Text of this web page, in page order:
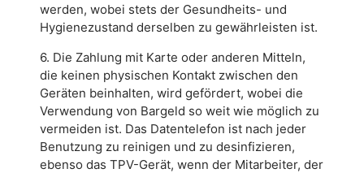
werden, wobei stets der Gesundheits- und
Hygienezustand derselben zu gewährleisten ist.
6. Die Zahlung mit Karte oder anderen Mitteln,
die keinen physischen Kontakt zwischen den
Geräten beinhalten, wird gefördert, wobei die
Verwendung von Bargeld so weit wie möglich zu
vermeiden ist. Das Datentelefon ist nach jeder
Benutzung zu reinigen und zu desinfizieren,
ebenso das TPV-Gerät, wenn der Mitarbeiter, der